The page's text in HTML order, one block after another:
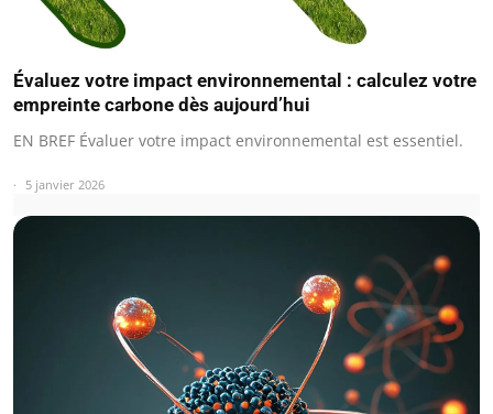
Évaluez votre impact environnemental : calculez votre
empreinte carbone dès aujourd’hui
EN BREF Évaluer votre impact environnemental est essentiel.
5 janvier 2026